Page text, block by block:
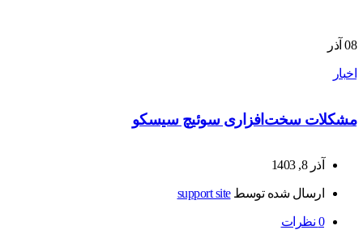
08 آذر
اخبار
مشکلات سخت‌افزاری سوئیچ سیسکو
آذر 8, 1403
ارسال شده توسطsupport site
0 نظرات